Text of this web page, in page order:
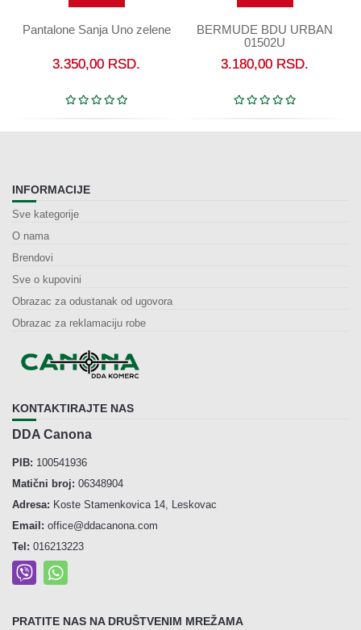
Pantalone Sanja Uno zelene
3.350,00 RSD.
BERMUDE BDU URBAN
01502U
3.180,00 RSD.
INFORMACIJE
Sve kategorije
O nama
Brendovi
Sve o kupovini
Obrazac za odustanak od ugovora
Obrazac za reklamaciju robe
KONTAKTIRAJTE NAS
DDA Canona
PIB: 100541936
Matični broj: 06348904
Adresa: Koste Stamenkovica 14, Leskovac
Email: office@ddacanona.com
Tel: 016213223
PRATITE NAS NA DRUŠTVENIM MREŽAMA